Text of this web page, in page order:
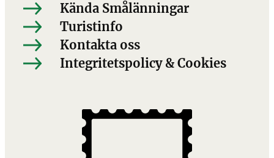
Kända Smålänningar
Turistinfo
Kontakta oss
Integritetspolicy & Cookies